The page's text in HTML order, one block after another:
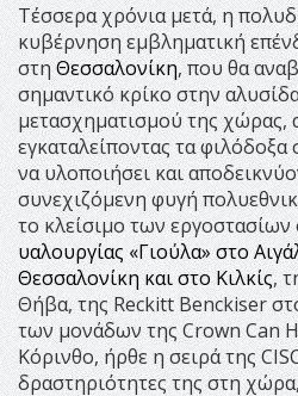
Τέσσερα χρόνια μετά, η
κυβέρνηση εμβληματική
στηΘεσσαλονίκη, που θα
σημαντικό κρίκο στην
μετασχηματισμού της χώρας,
εγκαταλείποντας τα
να υλοποιήσει και
συνεχιζόμενη φυγή
το κλείσιμο των εργοστασίων
υαλουργίας «Γιούλα» στο
Θεσσαλονίκη και στο Κιλκίς,
Θήβα, της Reckitt Benckiser
των μονάδων της Crown Can
Κόρινθο, ήρθε η σειρά της
δραστηριότητες της στη